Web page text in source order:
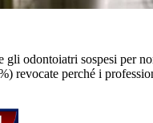
gli odontoiatri sospesi per
revocate perché i